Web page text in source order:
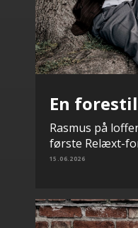
En
Rasmus på
første Relæxt-
15.06.2026